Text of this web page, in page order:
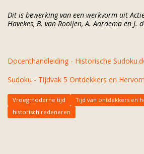
Dit is bewerking van een werkvorm uit
Havekes, B. van Rooijen, A. Aardema en J.
Docenthandleiding - Historische
Sudoku - Tijdvak 5 Ontdekkers en
Vroegmoderne tijd
Tijd van ontdekkers en
historisch redeneren